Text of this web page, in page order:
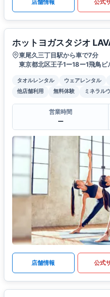
店舗情報 公式
ホットヨガスタジオ
東尾久三丁目駅から車で7分
東京都北区王子1ー18ー1飛鳥ビ
タオルレンタル ウェアレンタル
他店舗利用
無料体験 ミネラル
営業時間
ー
店舗情報 公式